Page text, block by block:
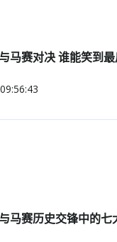
马赛对决 谁能笑到
马赛历史交锋中的七